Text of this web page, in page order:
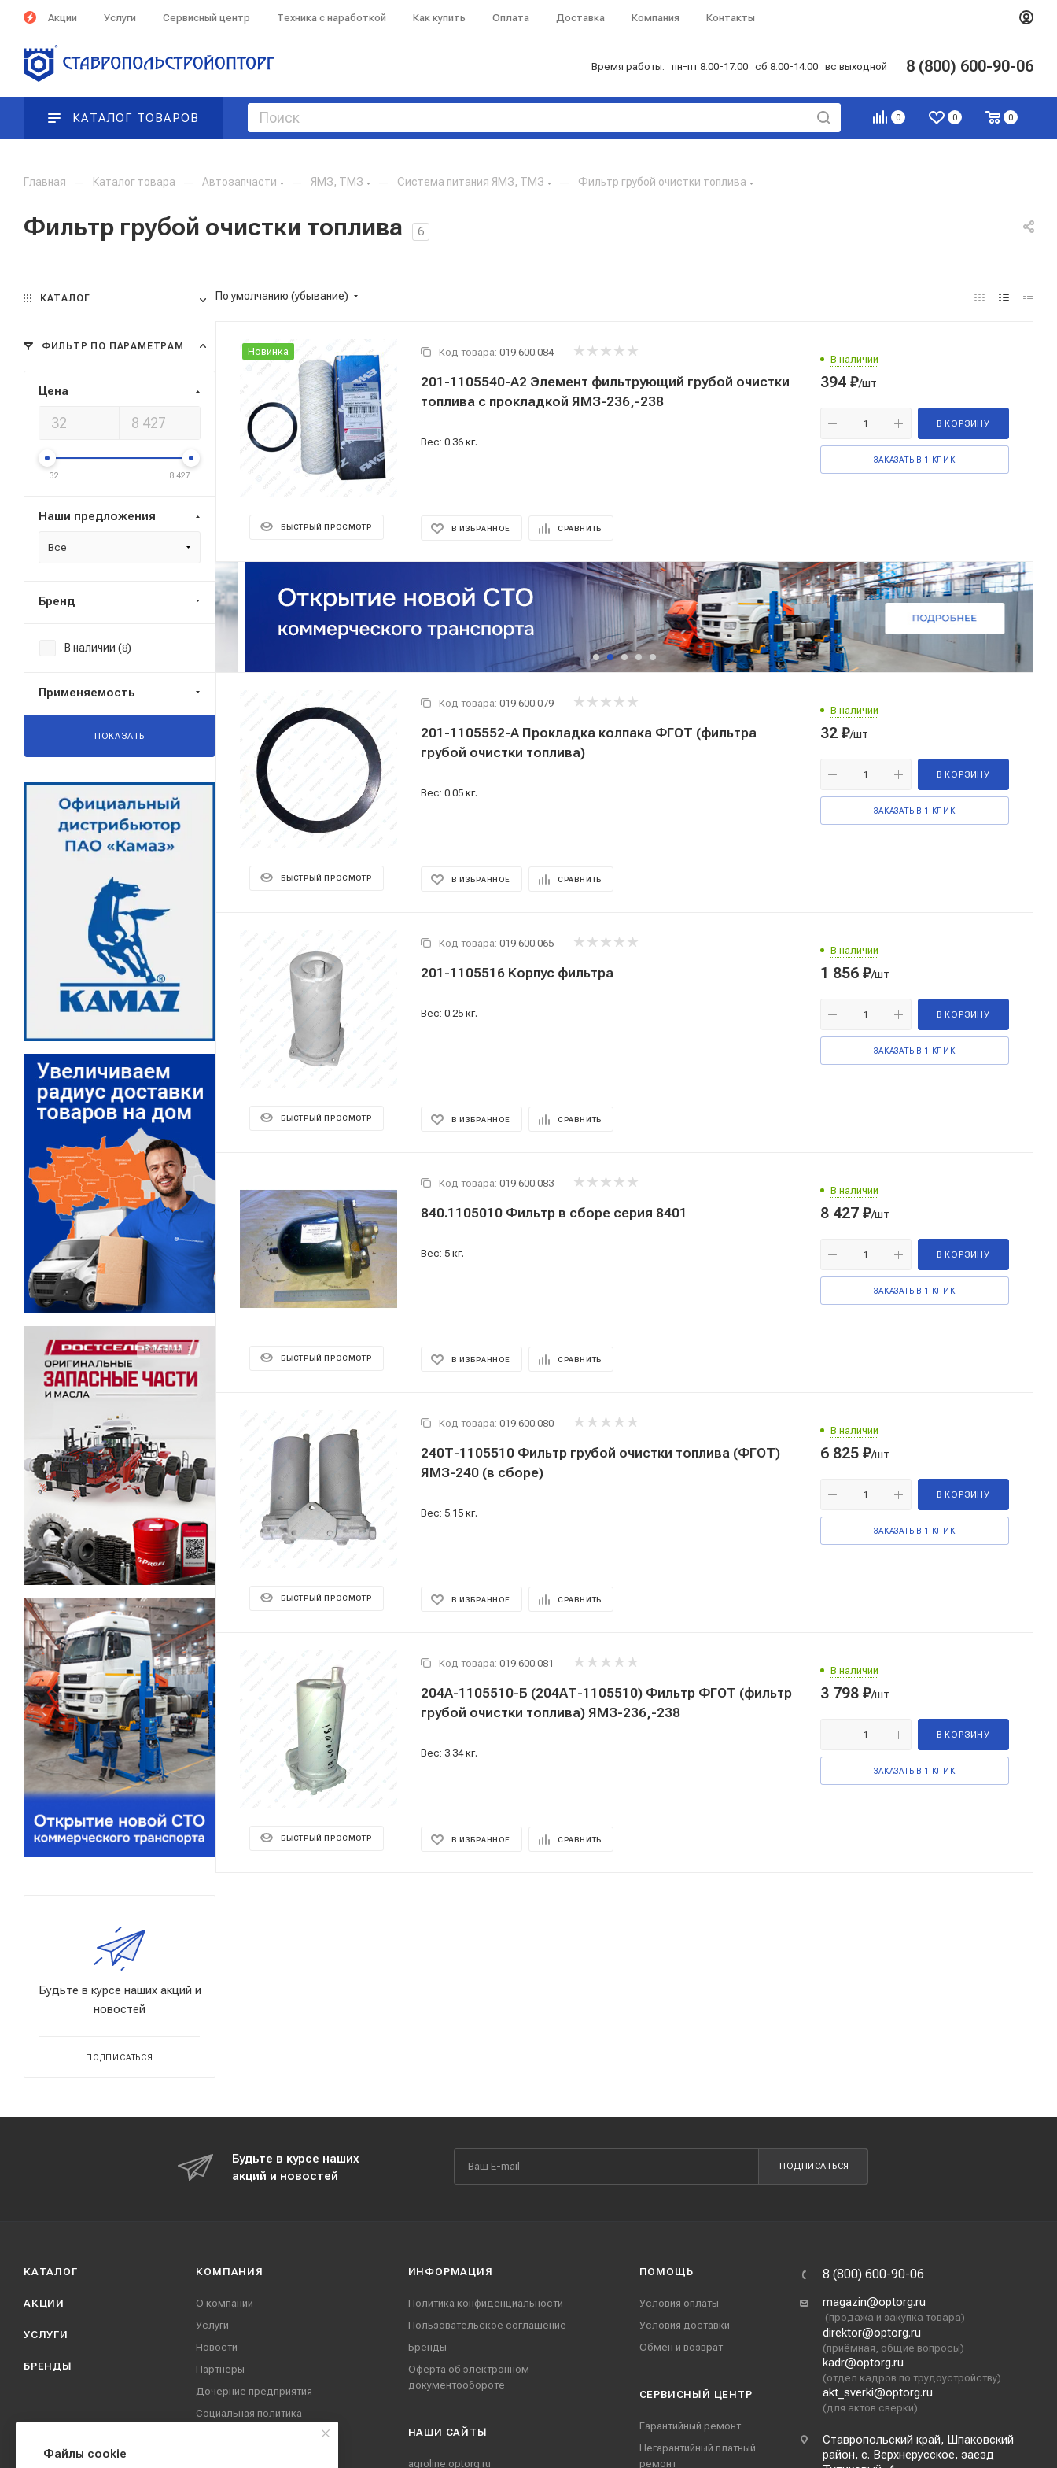
Акции Услуги Сервисный центр Техника с наработкой Как купить Оплата Доставка Компания Контакты
Время работы: пн-пт 8:00-17:00 сб 8:00-14:00 вс выходной 8 (800) 600-90-06
0 0 0
КАТАЛОГ ТОВАРОВ
Главная — Каталог товара — Автозапчасти — ЯМЗ, ТМЗ — Система питания ЯМЗ, ТМЗ — Фильтр грубой очистки топлива
Фильтр грубой очистки топлива 6
По умолчанию (убывание)
Новинка
БЫСТРЫЙ ПРОСМОТР
Код товара: 019.600.084
201-1105540-А2 Элемент фильтрующий грубой очистки
топлива с прокладкой ЯМЗ-236,-238
Вес: 0.36 кг.
В ИЗБРАННОЕ СРАВНИТЬ
В наличии
394 ₽/шт
В КОРЗИНУ
ЗАКАЗАТЬ В 1 КЛИК
БЫСТРЫЙ ПРОСМОТР
Код товара: 019.600.079
201-1105552-А Прокладка колпака ФГОТ (фильтра
грубой очистки топлива)
Вес: 0.05 кг.
В ИЗБРАННОЕ СРАВНИТЬ
В наличии
32 ₽/шт
В КОРЗИНУ
ЗАКАЗАТЬ В 1 КЛИК
БЫСТРЫЙ ПРОСМОТР
Код товара: 019.600.065
201-1105516 Корпус фильтра
Вес: 0.25 кг.
В ИЗБРАННОЕ СРАВНИТЬ
В наличии
1 856 ₽/шт
В КОРЗИНУ
ЗАКАЗАТЬ В 1 КЛИК
БЫСТРЫЙ ПРОСМОТР
Код товара: 019.600.083
840.1105010 Фильтр в сборе серия 8401
Вес: 5 кг.
В ИЗБРАННОЕ СРАВНИТЬ
В наличии
8 427 ₽/шт
В КОРЗИНУ
ЗАКАЗАТЬ В 1 КЛИК
БЫСТРЫЙ ПРОСМОТР
Код товара: 019.600.080
240Т-1105510 Фильтр грубой очистки топлива (ФГОТ)
ЯМЗ-240 (в сборе)
Вес: 5.15 кг.
В ИЗБРАННОЕ СРАВНИТЬ
В наличии
6 825 ₽/шт
В КОРЗИНУ
ЗАКАЗАТЬ В 1 КЛИК
БЫСТРЫЙ ПРОСМОТР
Код товара: 019.600.081
204А-1105510-Б (204АТ-1105510) Фильтр ФГОТ (фильтр
грубой очистки топлива) ЯМЗ-236,-238
Вес: 3.34 кг.
В ИЗБРАННОЕ СРАВНИТЬ
В наличии
3 798 ₽/шт
В КОРЗИНУ
ЗАКАЗАТЬ В 1 КЛИК
КАТАЛОГ
ФИЛЬТР ПО ПАРАМЕТРАМ
Цена
32 8 427
Наши предложения
Все
Бренд
В наличии (8)
Применяемость
ПОКАЗАТЬ
Реклама ⋮
Будьте в курсе наших акций и
новостей
ПОДПИСАТЬСЯ
Будьте в курсе наших
акций и новостей
ПОДПИСАТЬСЯ
КАТАЛОГ
АКЦИИ
УСЛУГИ
БРЕНДЫ
КОМПАНИЯ
О компании
Услуги
Новости
Партнеры
Дочерние предприятия
Социальная политика
ИНФОРМАЦИЯ
Политика конфиденциальности
Пользовательское соглашение
Бренды
Оферта об электронном
документообороте
НАШИ CАЙТЫ
agroline.optorg.ru
ПОМОЩЬ
Условия оплаты
Условия доставки
Обмен и возврат
СЕРВИСНЫЙ ЦЕНТР
Гарантийный ремонт
Негарантийный платный
ремонт
8 (800) 600-90-06
magazin@optorg.ru
(продажа и закупка товара)
direktor@optorg.ru
(приёмная, общие вопросы)
kadr@optorg.ru
(отдел кадров по трудоустройству)
akt_sverki@optorg.ru
(для актов сверки)
Ставропольский край, Шпаковский
район, с. Верхнерусское, заезд
Файлы cookie